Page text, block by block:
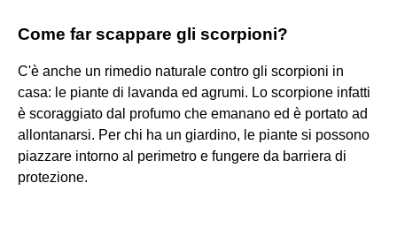
Come far scappare gli scorpioni?
C'è anche un rimedio naturale contro gli scorpioni in
casa: le piante di lavanda ed agrumi. Lo scorpione infatti
è scoraggiato dal profumo che emanano ed è portato ad
allontanarsi. Per chi ha un giardino, le piante si possono
piazzare intorno al perimetro e fungere da barriera di
protezione.